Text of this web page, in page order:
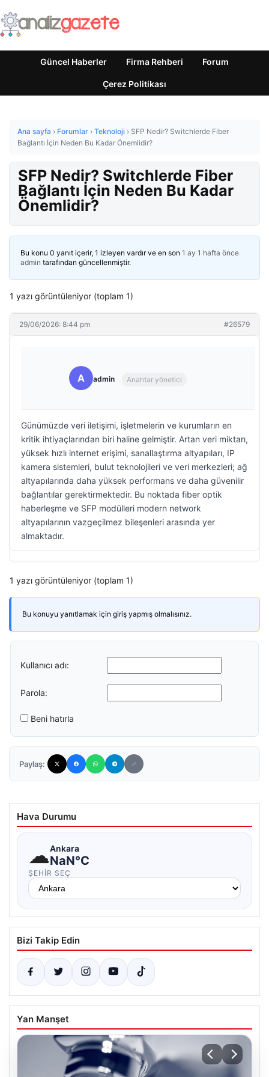
Güncel Haberler Firma Rehberi Forum
Çerez Politikası
Ana sayfa › Forumlar › Teknoloji › SFP Nedir? Switchlerde Fiber
Bağlantı İçin Neden Bu Kadar Önemlidir?
SFP Nedir? Switchlerde Fiber
Bağlantı İçin Neden Bu Kadar
Önemlidir?
Bu konu 0 yanıt içerir, 1 izleyen vardır ve en son 1 ay 1 hafta önce
admin tarafından güncellenmiştir.
1 yazı görüntüleniyor (toplam 1)
29/06/2026: 8:44 pm #26579
A admin Anahtar yönetici
Günümüzde veri iletişimi, işletmelerin ve kurumların en
kritik ihtiyaçlarından biri haline gelmiştir. Artan veri miktarı,
yüksek hızlı internet erişimi, sanallaştırma altyapıları, IP
kamera sistemleri, bulut teknolojileri ve veri merkezleri; ağ
altyapılarında daha yüksek performans ve daha güvenilir
bağlantılar gerektirmektedir. Bu noktada fiber optik
haberleşme ve SFP modülleri modern network
altyapılarının vazgeçilmez bileşenleri arasında yer
almaktadır.
1 yazı görüntüleniyor (toplam 1)
Bu konuyu yanıtlamak için giriş yapmış olmalısınız.
Kullanıcı adı:
Parola:
Beni hatırla
Paylaş:
Hava Durumu
☁Ankara
NaN°C
ŞEHIR SEÇ
Bizi Takip Edin
Yan Manşet